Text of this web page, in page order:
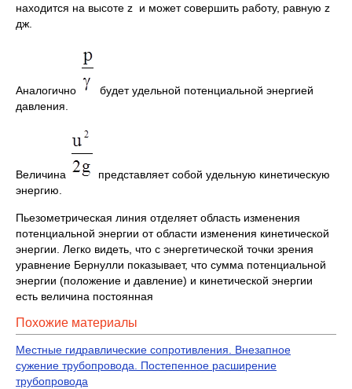
находится на высоте z и может совершить работу, равную z
дж.
Аналогично
будет удельной потенциальной энергией
давления.
Величина
представляет собой удельную кинетическую
энергию.
Пьезометрическая линия отделяет область изменения
потенциальной энергии от области изменения кинетической
энергии. Легко видеть, что с энергетической точки зрения
уравнение Бернулли показывает, что сумма потенциальной
энергии (положение и давление) и кинетической энергии
есть величина постоянная
Похожие материалы
Местные гидравлические сопротивления. Внезапное
сужение трубопровода. Постепенное расширение
трубопровода